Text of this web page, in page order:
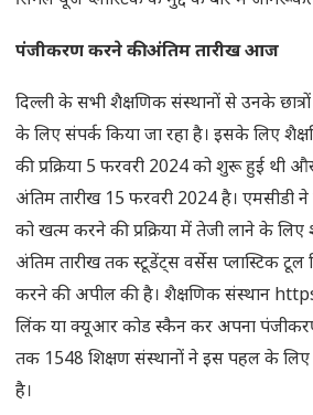
पंजीकरण करने की अंतिम तारीख आज
दिल्ली के सभी शैक्षणिक संस्थानों से उनके
के लिए संपर्क किया जा रहा है। इसके लिए
की प्रक्रिया 5 फरवरी 2024 को शुरू हुई थी
अंतिम तारीख 15 फरवरी 2024 है। एमसीडी
को खत्म करने की प्रक्रिया में तेजी लाने के लिए
अंतिम तारीख तक स्टूडेंट्स वर्सेस प्लास्टिक
करने की अपील की है। शैक्षणिक संस्थान
लिंक या क्यूआर कोड स्कैन कर अपना
तक 1548 शिक्षण संस्थानों ने इस पहल के
है।